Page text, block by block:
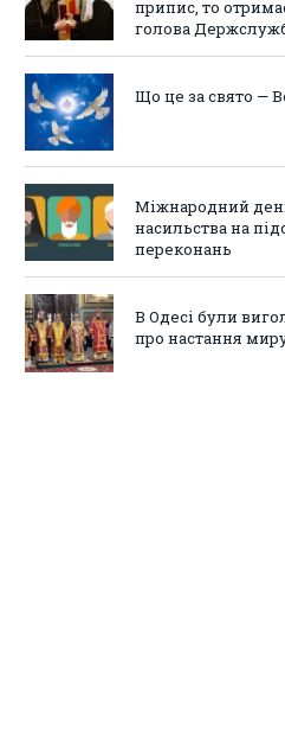
припис, то
голова
Що це за свято —
Міжнародний
насильства на
переконань
В Одесі були
про настання